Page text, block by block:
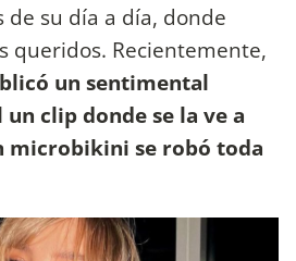
su día a día, donde
queridos. Recientemente,
un sentimental
clip donde se la ve a
microbikini se robó toda